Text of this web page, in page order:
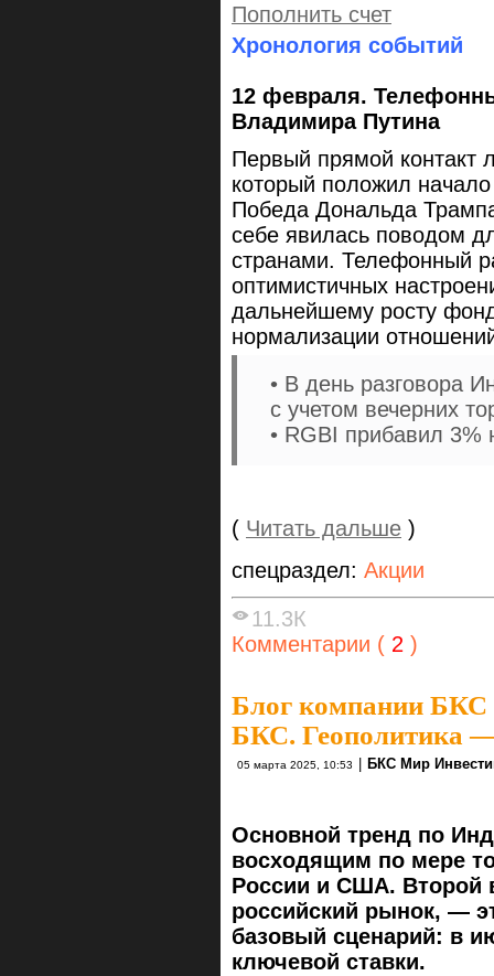
Пополнить счет
Хронология событий
12 февраля.
Владимира Путина
Первый прямой контакт
который положил
Победа Дональда
себе явилась поводом
странами. Телефонный
оптимистичных
дальнейшему росту
нормализации
• В день разговора
с учетом вечерних
• RGBI прибавил
( Читать дальше )
спецраздел: Акции
11.3К
Комментарии ( 2 )
Блог компании БКС
БКС. Геополитика
05 марта 2025, 10:53 БКС Мир
Основной тренд по
восходящим по мере
России и США. Второй
российский рынок, —
базовый сценарий: в
ключевой ставки.